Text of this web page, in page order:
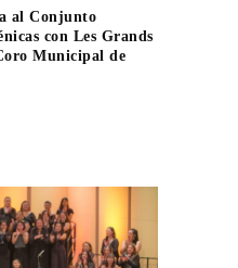
al Conjunto
con Les Grands
Municipal de